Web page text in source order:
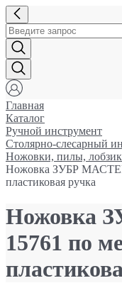
Главная
Каталог
Ручной инструмент
Столярно-слесарный
Ножовки, пилы,
Ножовка ЗУБР
пластиковая ручка
Ножовка
15761 по